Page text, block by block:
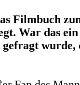
Filmbuch
War das